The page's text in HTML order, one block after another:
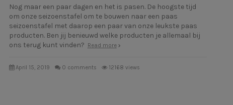
Nog maar een paar dagen en het is pasen. De hoogste tijd
om onze seizoenstafel om te bouwen naar een paas
seizoenstafel met daarop een paar van onze leukste paas
producten. Ben jij benieuwd welke producten je allemaal bij
ons terug kunt vinden?
Read more
April 15, 2019 0 comments 12168 views